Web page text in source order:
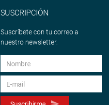
SUSCRIPCIÓN
Suscríbete con tu correo a
nuestro newsletter.